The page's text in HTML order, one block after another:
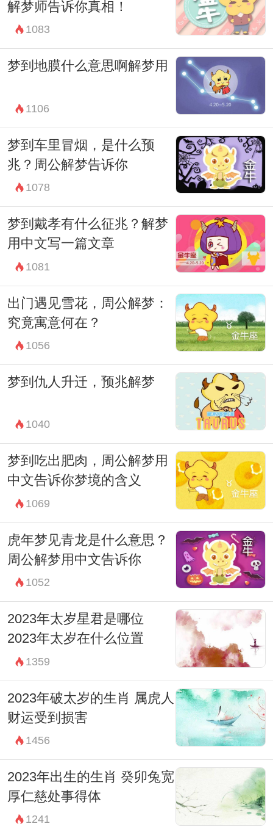
解梦师告诉你真相！
1083
梦到地膜什么意思啊解梦用
1106
梦到车里冒烟，是什么预
兆？周公解梦告诉你
1078
梦到戴孝有什么征兆？解梦
用中文写一篇文章
1081
出门遇见雪花，周公解梦：
究竟寓意何在？
1056
梦到仇人升迁，预兆解梦
1040
梦到吃出肥肉，周公解梦用
中文告诉你梦境的含义
1069
虎年梦见青龙是什么意思？
周公解梦用中文告诉你
1052
2023年太岁星君是哪位
2023年太岁在什么位置
1359
2023年破太岁的生肖 属虎人
财运受到损害
1456
2023年出生的生肖 癸卯兔宽
厚仁慈处事得体
1241